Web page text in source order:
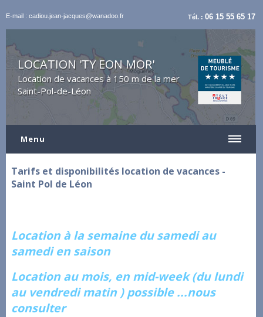
E-mail : cadiou.jean-jacques@wanadoo.fr Tél. :06 15 55 65 17
LOCATION 'TY EON MOR'
Location de vacances à 150 m de la mer
Saint-Pol-de-Léon
Menu
Tarifs et disponibilités location de vacances -
Saint Pol de Léon
Location à la semaine du samedi au
samedi en saison
Location au mois, en mid-week (du lundi
au vendredi matin ) possible ...nous
consulter